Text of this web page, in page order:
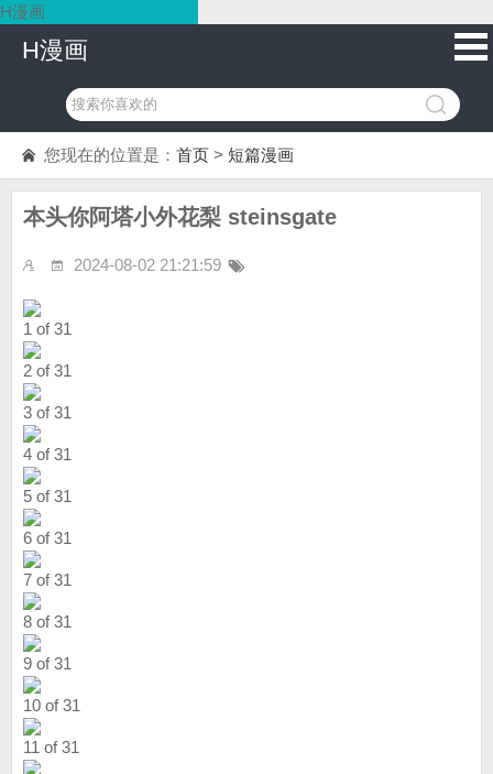
H漫画
H漫画
您现在的位置是： 首页 > 短篇漫画
本头你阿塔小外花梨 steinsgate
2024-08-02 21:21:59
1 of 31
2 of 31
3 of 31
4 of 31
5 of 31
6 of 31
7 of 31
8 of 31
9 of 31
10 of 31
11 of 31